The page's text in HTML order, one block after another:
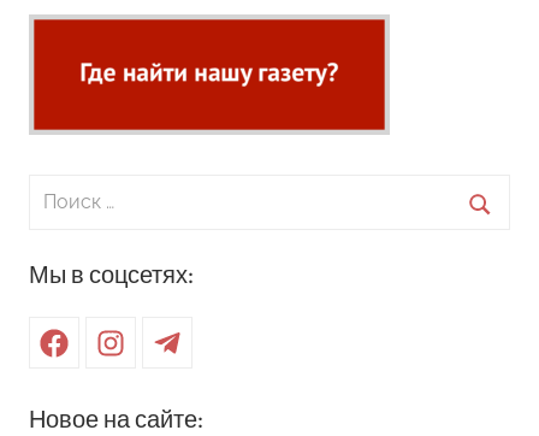
Поиск
Мы в соцсетях:
FacebookInstagramTelegram
Новое на сайте: